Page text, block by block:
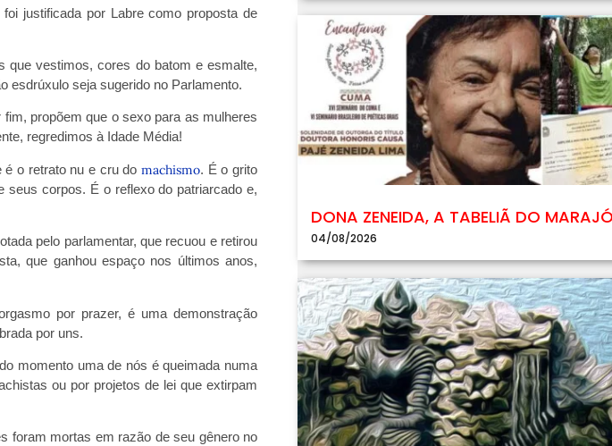
justificada por Labre como proposta de
que vestimos, cores do batom e esmalte,
esdrúxulo seja sugerido no Parlamento.
propõem que o sexo para as mulheres
regredimos à Idade Média!
é o retrato nu e cru domachismo. É o grito
corpos. É o reflexo do patriarcado e,
pelo parlamentar, que recuou e retirou
que ganhou espaço nos últimos anos,
por prazer, é uma demonstração
por uns.
momento uma de nós é queimada numa
ou por projetos de lei que extirpam
foram mortas em razão de seu gênero no
DONA ZENEIDA, A TABELIÃ DO
04/08/2026